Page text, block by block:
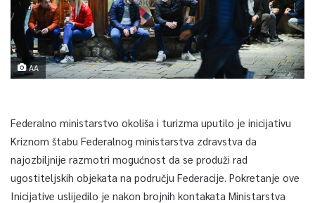
AA
Federalno ministarstvo okoliša i turizma uputilo je inicijativu
Kriznom štabu Federalnog ministarstva zdravstva da
najozbiljnije razmotri mogućnost da se produži rad
ugostiteljskih objekata na području Federacije. Pokretanje ove
Inicijative uslijedilo je nakon brojnih kontakata Ministarstva